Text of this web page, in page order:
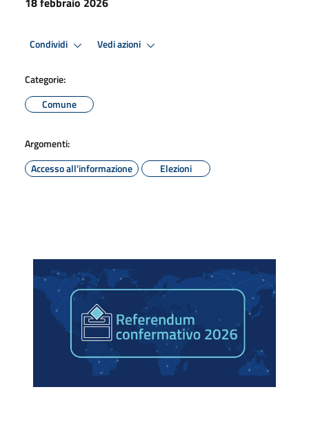
Condividi Vedi azioni
Categorie:
Comune
Argomenti:
Accesso all'informazione
Elezioni